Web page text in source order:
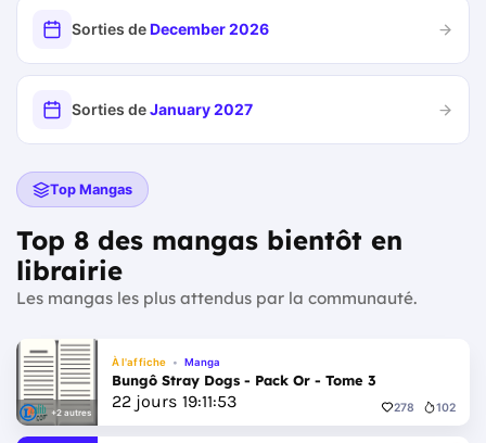
Sorties deDecember 2026
Sorties deJanuary 2027
Top Mangas
Top 8 des mangas bientôt en
librairie
Les mangas les plus attendus par la communauté.
+2 autres
À l'affiche Manga
Bungô Stray Dogs - Pack Or - Tome 3
22 jours 19:11:51 278 102